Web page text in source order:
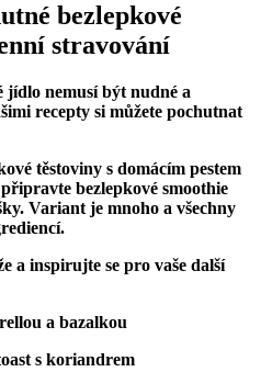
bezlepkové
stravování
jídlo nemusí být nudné a
recepty si můžete pochutnat
těstoviny s domácím pestem
bezlepkové smoothie
Variant je mnoho a všechny
a inspirujte se pro vaše další
a bazalkou
s koriandrem